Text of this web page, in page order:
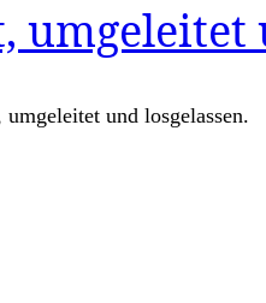
und losgelassen.